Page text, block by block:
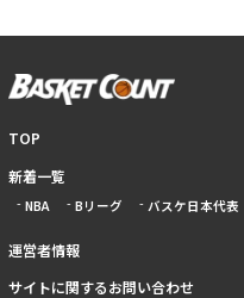
TOP
新着一覧
NBA Bリーグ バスケ日本代表
運営者情報
サイトに関するお問い合わせ